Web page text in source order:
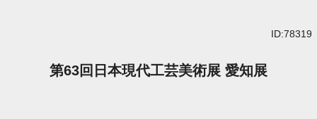
ID:78319
第63回日本現代工芸美術展 愛知展